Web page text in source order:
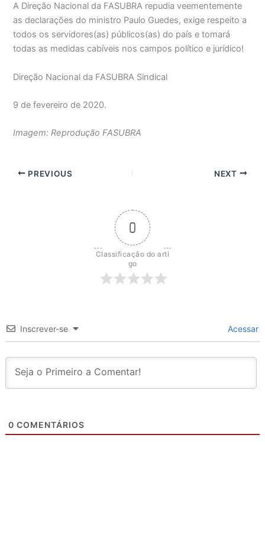
A Direção Nacional da FASUBRA repudia veementemente
as declarações do ministro Paulo Guedes, exige respeito a
todos os servidores(as) públicos(as) do país e tomará
todas as medidas cabíveis nos campos político e jurídico!
Direção Nacional da FASUBRA Sindical
9 de fevereiro de 2020.
Imagem: Reprodução FASUBRA
PREVIOUS NEXT
0
Classificação do arti
go
Inscrever-se Acessar
0 COMENTÁRIOS